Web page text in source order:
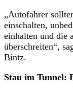
„Autofahrer
einschalten,
einhalten und die
überschreiten“,
Bintz.
Stau im Tunnel: